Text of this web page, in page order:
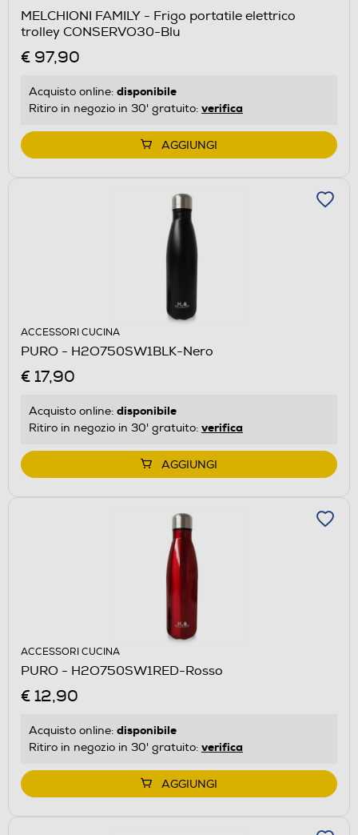
MELCHIONI FAMILY - Frigo portatile elettrico
trolley CONSERVO30-Blu
€ 97,90
Acquisto online: disponibile
Ritiro in negozio in 30' gratuito: verifica
AGGIUNGI
ACCESSORI CUCINA
PURO - H2O750SW1BLK-Nero
€ 17,90
Acquisto online: disponibile
Ritiro in negozio in 30' gratuito: verifica
AGGIUNGI
ACCESSORI CUCINA
PURO - H2O750SW1RED-Rosso
€ 12,90
Acquisto online: disponibile
Ritiro in negozio in 30' gratuito: verifica
AGGIUNGI